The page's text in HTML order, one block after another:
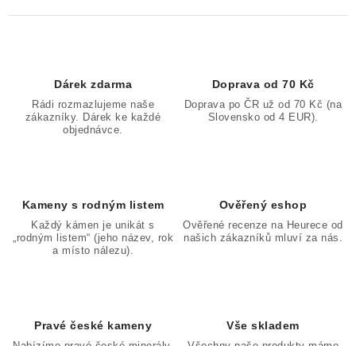
Dárek zdarma
Rádi rozmazlujeme naše
zákazníky. Dárek ke každé
objednávce.
Doprava od 70 Kč
Doprava po ČR už od 70 Kč (na
Slovensko od 4 EUR).
Kameny s rodným listem
Každý kámen je unikát s
„rodným listem“ (jeho název, rok
a místo nálezu).
Ověřený eshop
Ověřené recenze na Heurece od
našich zákazníků mluví za nás.
Pravé české kameny Vše skladem